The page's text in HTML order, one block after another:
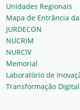
Unidades Regionais
Mapa de Entrância
JURDECON
NUCRIM
NURCIV
Memorial
Laboratório de
Transformação Digital